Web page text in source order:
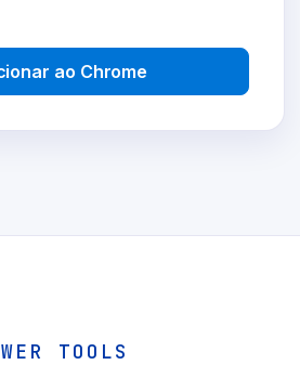
ao Chrome
TOOLS